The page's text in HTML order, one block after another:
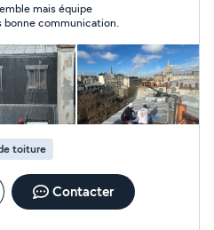
VMC Nettoyage et
réalisons
toiture avec rapport photo
assurance ou votre
Vous pouvez
premier avis rapide. À
mais équipe
bonne communication.
toiture
Contacter